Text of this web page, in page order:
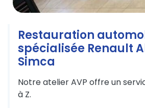
Restauration
spécialisée Renault
Simca
Notre atelierAVP offre un
à Z.